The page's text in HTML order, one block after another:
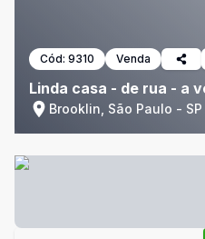
Cód: 9310 Venda
Linda casa - de rua - a
Brooklin, São Paulo - SP